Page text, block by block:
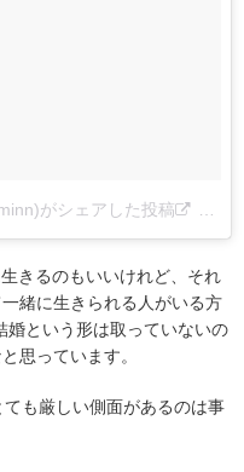
がシェアした投稿
きるのもいいけれど、それ
緒に生きられる人がいる方
婚という形は取っていないの
思っています。
も厳しい側面があるのは事